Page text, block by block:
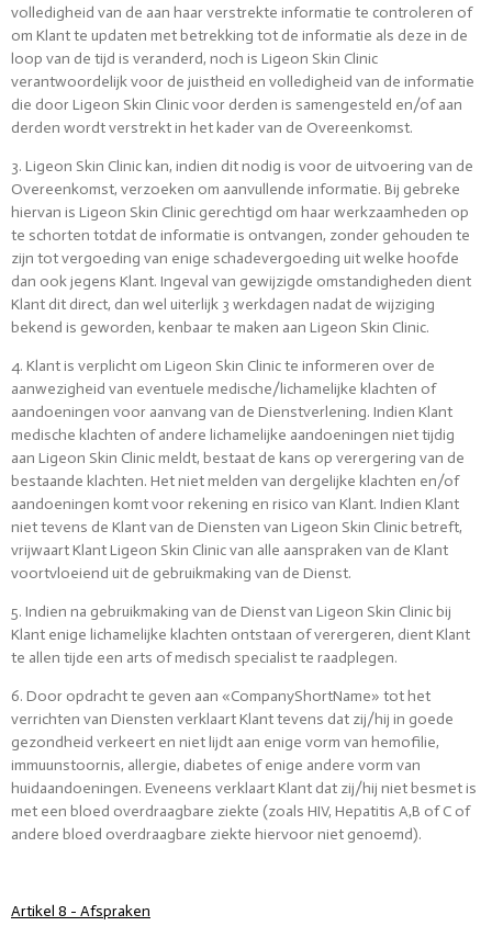
volledigheid van de aan haar verstrekte informatie te controleren of
om Klant te updaten met betrekking tot de informatie als deze in de
loop van de tijd is veranderd, noch is Ligeon Skin Clinic
verantwoordelijk voor de juistheid en volledigheid van de informatie
die door Ligeon Skin Clinic voor derden is samengesteld en/of aan
derden wordt verstrekt in het kader van de Overeenkomst.
3. Ligeon Skin Clinic kan, indien dit nodig is voor de uitvoering van de
Overeenkomst, verzoeken om aanvullende informatie. Bij gebreke
hiervan is Ligeon Skin Clinic gerechtigd om haar werkzaamheden op
te schorten totdat de informatie is ontvangen, zonder gehouden te
zijn tot vergoeding van enige schadevergoeding uit welke hoofde
dan ook jegens Klant. Ingeval van gewijzigde omstandigheden dient
Klant dit direct, dan wel uiterlijk 3 werkdagen nadat de wijziging
bekend is geworden, kenbaar te maken aan Ligeon Skin Clinic.
4. Klant is verplicht om Ligeon Skin Clinic te informeren over de
aanwezigheid van eventuele medische/lichamelijke klachten of
aandoeningen voor aanvang van de Dienstverlening. Indien Klant
medische klachten of andere lichamelijke aandoeningen niet tijdig
aan Ligeon Skin Clinic meldt, bestaat de kans op verergering van de
bestaande klachten. Het niet melden van dergelijke klachten en/of
aandoeningen komt voor rekening en risico van Klant. Indien Klant
niet tevens de Klant van de Diensten van Ligeon Skin Clinic betreft,
vrijwaart Klant Ligeon Skin Clinic van alle aanspraken van de Klant
voortvloeiend uit de gebruikmaking van de Dienst.
5. Indien na gebruikmaking van de Dienst van Ligeon Skin Clinic bij
Klant enige lichamelijke klachten ontstaan of verergeren, dient Klant
te allen tijde een arts of medisch specialist te raadplegen.
6. Door opdracht te geven aan «CompanyShortName» tot het
verrichten van Diensten verklaart Klant tevens dat zij/hij in goede
gezondheid verkeert en niet lijdt aan enige vorm van hemofilie,
immuunstoornis, allergie, diabetes of enige andere vorm van
huidaandoeningen. Eveneens verklaart Klant dat zij/hij niet besmet is
met een bloed overdraagbare ziekte (zoals HIV, Hepatitis A,B of C of
andere bloed overdraagbare ziekte hiervoor niet genoemd).
Artikel 8 - Afspraken